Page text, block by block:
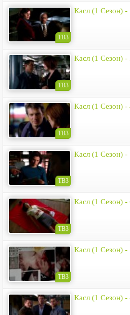
ТВ3
Касл (1 Сезон) -
ТВ3
Касл (1 Сезон) -
ТВ3
Касл (1 Сезон) -
ТВ3
Касл (1 Сезон) -
ТВ3
Касл (1 Сезон) -
ТВ3
Касл (1 Сезон) -
Касл (1 Сезон) -